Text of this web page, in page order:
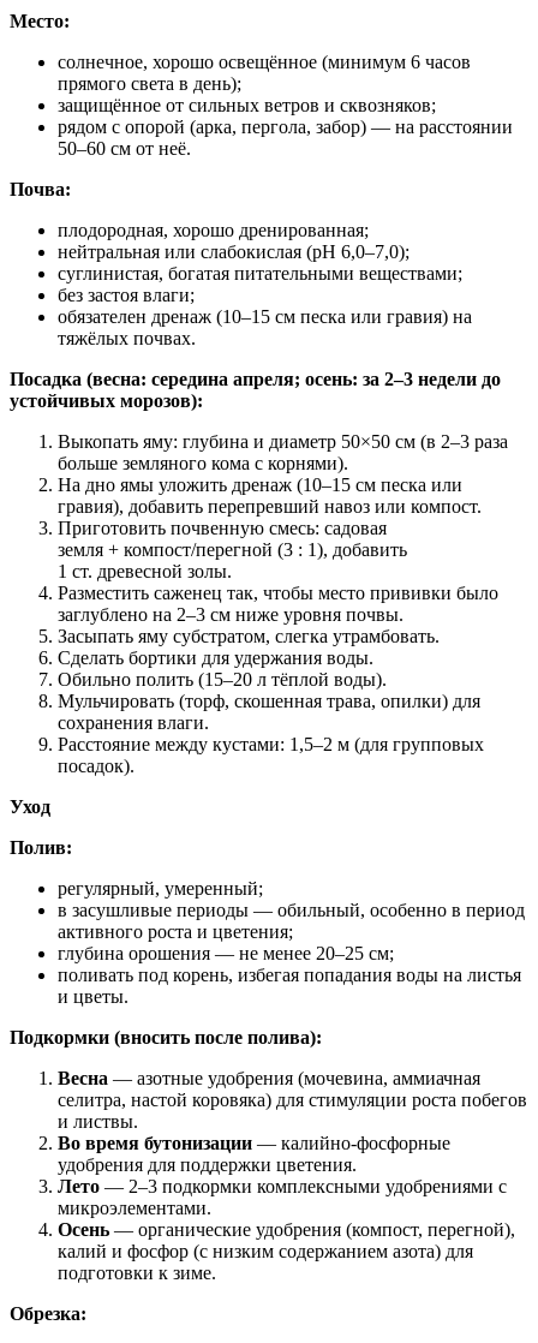
Место:
солнечное, хорошо освещённое (минимум 6 часов
прямого света в день);
защищённое от сильных ветров и сквозняков;
рядом с опорой (арка, пергола, забор) — на расстоянии
50–60 см от неё.
Почва:
плодородная, хорошо дренированная;
нейтральная или слабокислая (pH 6,0–7,0);
суглинистая, богатая питательными веществами;
без застоя влаги;
обязателен дренаж (10–15 см песка или гравия) на
тяжёлых почвах.
Посадка (весна: середина апреля; осень: за 2–3 недели до
устойчивых морозов):
Выкопать яму: глубина и диаметр 50×50 см (в 2–3 раза
больше земляного кома с корнями).
На дно ямы уложить дренаж (10–15 см песка или
гравия), добавить перепревший навоз или компост.
Приготовить почвенную смесь: садовая
земля + компост/перегной (3 : 1), добавить
1 ст. древесной золы.
Разместить саженец так, чтобы место прививки было
заглублено на 2–3 см ниже уровня почвы.
Засыпать яму субстратом, слегка утрамбовать.
Сделать бортики для удержания воды.
Обильно полить (15–20 л тёплой воды).
Мульчировать (торф, скошенная трава, опилки) для
сохранения влаги.
Расстояние между кустами: 1,5–2 м (для групповых
посадок).
Уход
Полив:
регулярный, умеренный;
в засушливые периоды — обильный, особенно в период
активного роста и цветения;
глубина орошения — не менее 20–25 см;
поливать под корень, избегая попадания воды на листья
и цветы.
Подкормки (вносить после полива):
Весна — азотные удобрения (мочевина, аммиачная
селитра, настой коровяка) для стимуляции роста побегов
и листвы.
Во время бутонизации — калийно‑фосфорные
удобрения для поддержки цветения.
Лето — 2–3 подкормки комплексными удобрениями с
микроэлементами.
Осень — органические удобрения (компост, перегной),
калий и фосфор (с низким содержанием азота) для
подготовки к зиме.
Обрезка: